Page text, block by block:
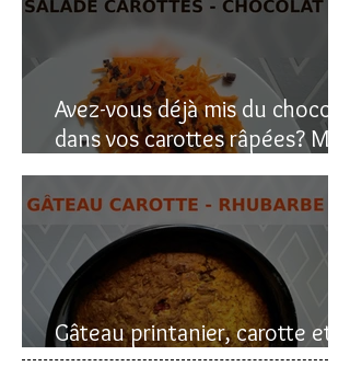
Avez-vous déjà mis du chocolat
dans vos carottes râpées? Moi
oui, et c’est étonnant
Gâteau printanier, carotte et
rhubarbe